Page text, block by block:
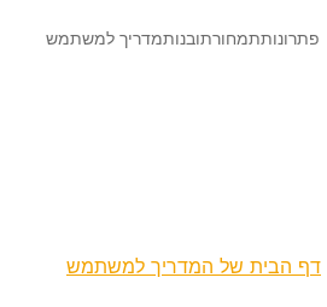
פתרונותתמחורתובנותמדריך למשתמש
דף הבית של המדריך למשתמש